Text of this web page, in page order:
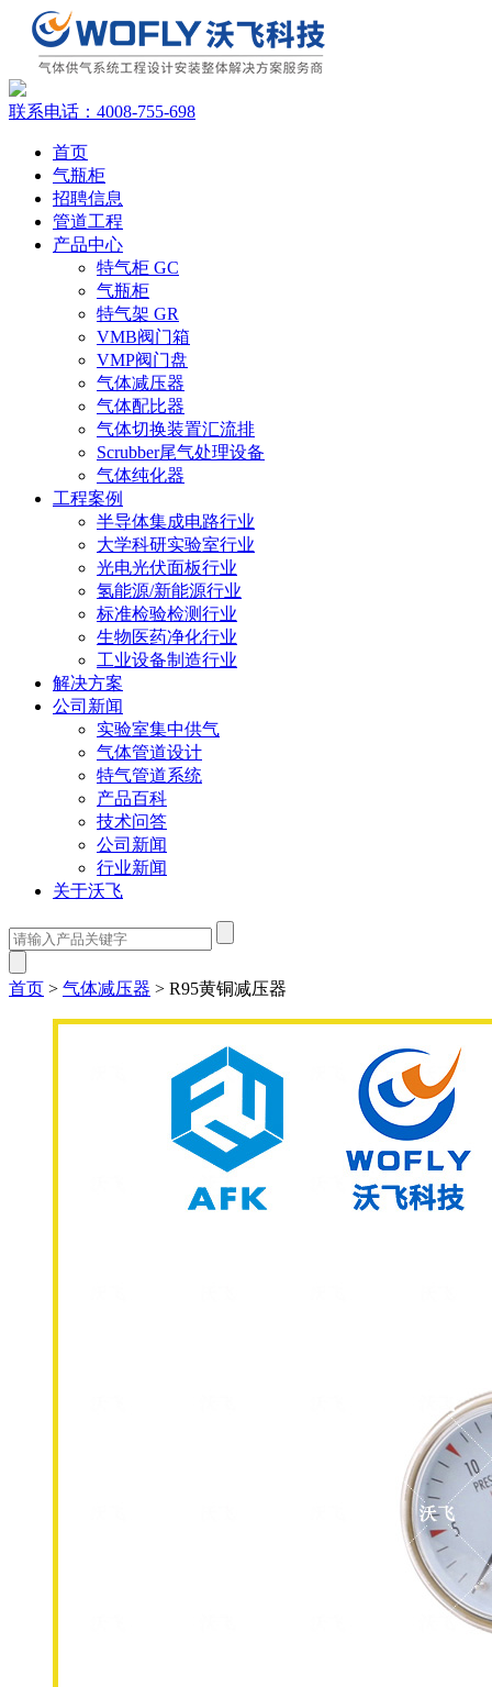
联系电话： 4008-755-698
首页
气瓶柜
招聘信息
管道工程
产品中心
特气柜 GC
气瓶柜
特气架 GR
VMB阀门箱
VMP阀门盘
气体减压器
气体配比器
气体切换装置汇流排
Scrubber尾气处理设备
气体纯化器
工程案例
半导体集成电路行业
大学科研实验室行业
光电光伏面板行业
氢能源/新能源行业
标准检验检测行业
生物医药净化行业
工业设备制造行业
解决方案
公司新闻
实验室集中供气
气体管道设计
特气管道系统
产品百科
技术问答
公司新闻
行业新闻
关于沃飞
首页 > 气体减压器 > R95黄铜减压器